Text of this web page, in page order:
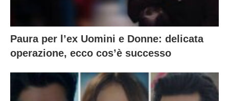
Paura per l’ex Uomini e Donne: delicata
operazione, ecco cos’è successo